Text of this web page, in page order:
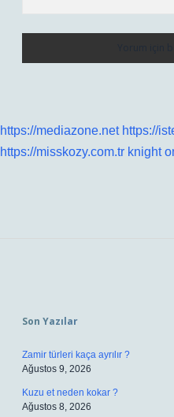
https://mediazone.net https://
https://misskozy.com.tr knight
Son Yazılar
Zamir türleri kaça ayrılır ?
Ağustos 9, 2026
Kuzu et neden kokar ?
Ağustos 8, 2026